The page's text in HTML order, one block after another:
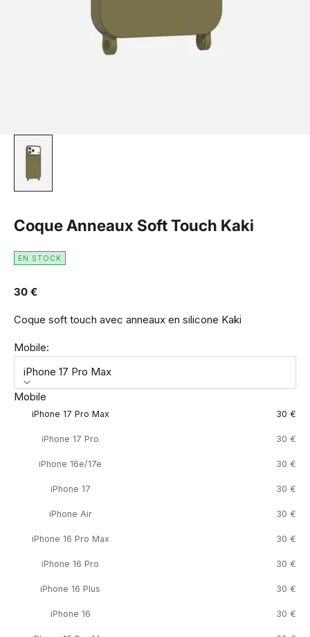
Coque Anneaux Soft Touch Kaki
EN STOCK
Prix de vente
30 €
Coque soft touch avec anneaux en silicone Kaki
Mobile:
iPhone 17 Pro Max
Mobile
iPhone 17 Pro Max 30 €
iPhone 17 Pro 30 €
iPhone 16e/17e 30 €
iPhone 17 30 €
iPhone Air 30 €
iPhone 16 Pro Max 30 €
iPhone 16 Pro 30 €
iPhone 16 Plus 30 €
iPhone 16 30 €